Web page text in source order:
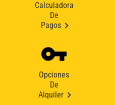
Calculadora
De
Pagos
Opciones
De
Alquiler